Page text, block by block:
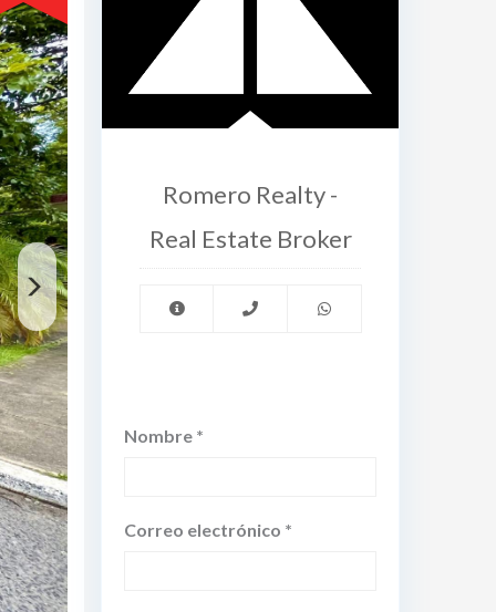
Romero Realty -
Real Estate Broker
Nombre *
Correo electrónico *